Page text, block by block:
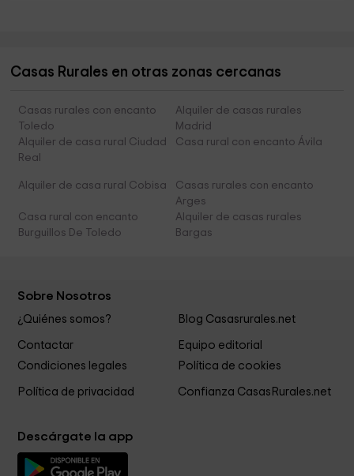
Casas Rurales en otras zonas cercanas
Casas rurales con encanto
Toledo
Alquiler de casas rurales
Madrid
Alquiler de casa rural Ciudad
Real
Casa rural con encanto Ávila
Alquiler de casa rural Cobisa
Casas rurales con encanto
Arges
Casa rural con encanto
Burguillos De Toledo
Alquiler de casas rurales
Bargas
Sobre Nosotros
¿Quiénes somos? Blog Casasrurales.net
Contactar
Equipo editorial
Condiciones legales
Política de cookies
Política de privacidad Confianza CasasRurales.net
Descárgate la app